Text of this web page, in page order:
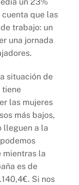
cuenta que las
trabajo: un
una jornada
situación de
tiene
las mujeres
más bajos,
lleguen a la
mientras la
es de
Si nos